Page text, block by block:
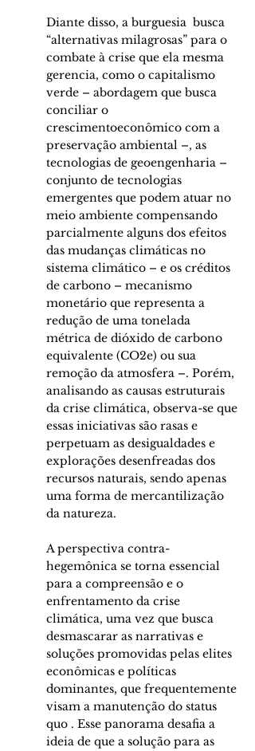
Diante disso, a burguesia  busca
“alternativas milagrosas” para o
combate à crise que ela mesma
gerencia, como o capitalismo
verde – abordagem que busca
conciliar o
crescimentoeconômico com a
preservação ambiental –, as
tecnologias de geoengenharia –
conjunto de tecnologias
emergentes que podem atuar no
meio ambiente compensando
parcialmente alguns dos efeitos
das mudanças climáticas no
sistema climático – e os créditos
de carbono – mecanismo
monetário que representa a
redução de uma tonelada
métrica de dióxido de carbono
equivalente (CO2e) ou sua
remoção da atmosfera –. Porém,
analisando as causas estruturais
da crise climática, observa-se que
essas iniciativas são rasas e
perpetuam as desigualdades e
explorações desenfreadas dos
recursos naturais, sendo apenas
uma forma de mercantilização
da natureza.
A perspectiva contra-
hegemônica se torna essencial
para a compreensão e o
enfrentamento da crise
climática, uma vez que busca
desmascarar as narrativas e
soluções promovidas pelas elites
econômicas e políticas
dominantes, que frequentemente
visam a manutenção do status
quo . Esse panorama desafia a
ideia de que a solução para as